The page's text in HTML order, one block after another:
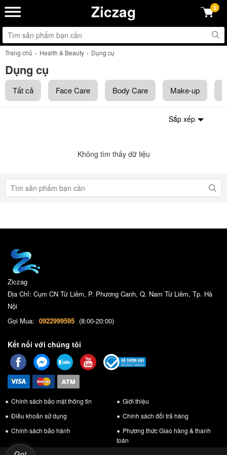
Ziczag 0
Trang chủ Health & Beauty Dụng cụ
Dụng cụ
Tất cả Face Care Body Care Make-up
Sắp xếp
Không tìm thấy dữ liệu
Ziczag
Địa Chỉ: Cụm CN Từ Liêm, P. Phương Canh, Q. Nam Từ Liêm, Tp. Hà
Nội
Gọi Mua: 0922999595 (8:00-20:00)
Kết nối với chúng tôi
Chính sách bảo mật thông tin
Giới thiệu
Điều khoản sử dụng
Chính sách đổi trả hàng
Chính sách bảo hành
Phương thức Giao hàng & thanh
toán